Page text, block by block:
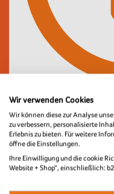
Der genaue Ort und
Eventseite bekannt
Versand der
unseren Partner
Wir verwenden Cookies
Wir können diese zur Analyse
zu verbessern, personalisierte
Erlebnis zu bieten. Für weitere
öffne die Einstellungen.
Ihre Einwilligung und die cookie
Website + Shop“, einschließlich: